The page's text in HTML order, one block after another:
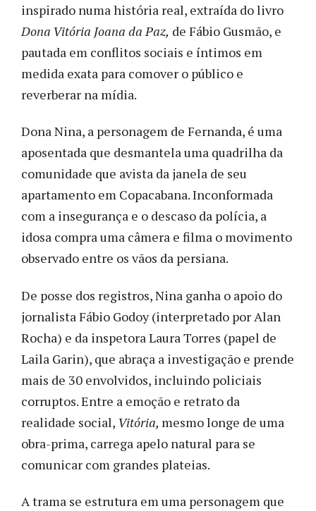
inspirado numa história real, extraída do livro
Dona Vitória Joana da Paz, de Fábio Gusmão, e
pautada em conflitos sociais e íntimos em
medida exata para comover o público e
reverberar na mídia.
Dona Nina, a personagem de Fernanda, é uma
aposentada que desmantela uma quadrilha da
comunidade que avista da janela de seu
apartamento em Copacabana. Inconformada
com a insegurança e o descaso da polícia, a
idosa compra uma câmera e filma o movimento
observado entre os vãos da persiana.
De posse dos registros, Nina ganha o apoio do
jornalista Fábio Godoy (interpretado por Alan
Rocha) e da inspetora Laura Torres (papel de
Laila Garin), que abraça a investigação e prende
mais de 30 envolvidos, incluindo policiais
corruptos. Entre a emoção e retrato da
realidade social, Vitória, mesmo longe de uma
obra-prima, carrega apelo natural para se
comunicar com grandes plateias.
A trama se estrutura em uma personagem que